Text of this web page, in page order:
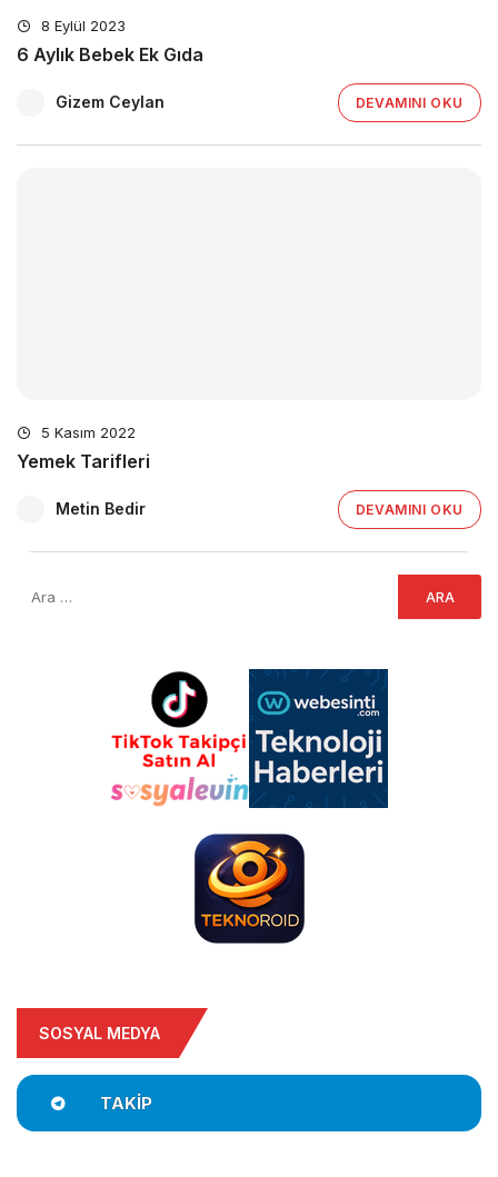
8 Eylül 2023
6 Aylık Bebek Ek Gıda
Gizem Ceylan DEVAMINI OKU
5 Kasım 2022
Yemek Tarifleri
Metin Bedir DEVAMINI OKU
SOSYAL MEDYA
TAKIP